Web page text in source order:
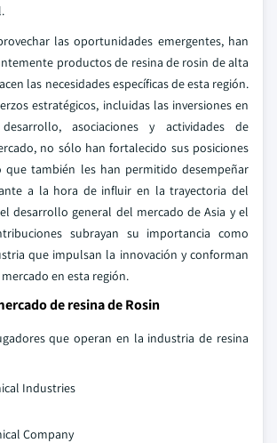
las oportunidades emergentes, han
productos de resina de rosin de alta
las necesidades específicas de esta región.
estratégicos, incluidas las inversiones en
asociaciones y actividades de
no sólo han fortalecido sus posiciones
que también les han permitido desempeñar
a la hora de influir en la trayectoria del
desarrollo general del mercado de Asia y el
subrayan su importancia como
que impulsan la innovación y conforman
en esta región.
de resina de Rosin
que operan en la industria de resina
Industries
Company